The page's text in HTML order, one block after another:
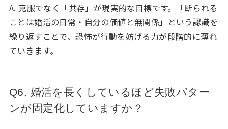
A. 克服でなく「共存」が現実的な目標です。「断られる
ことは婚活の日常・自分の価値と無関係」という認識を
繰り返すことで、恐怖が行動を妨げる力が段階的に薄れ
ていきます。
Q6. 婚活を長くしているほど失敗パター
ンが固定化していますか？